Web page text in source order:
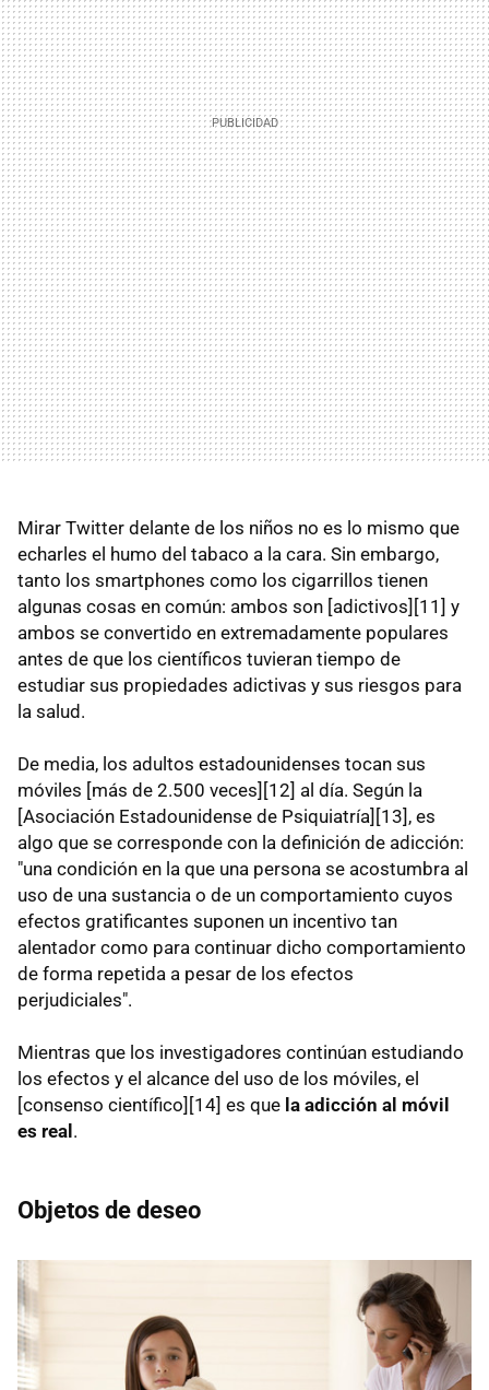
Mirar Twitter delante de los niños no es lo mismo que
echarles el humo del tabaco a la cara. Sin embargo,
tanto los smartphones como los cigarrillos tienen
algunas cosas en común: ambos son [adictivos][11] y
ambos se convertido en extremadamente populares
antes de que los científicos tuvieran tiempo de
estudiar sus propiedades adictivas y sus riesgos para
la salud.
De media, los adultos estadounidenses tocan sus
móviles [más de 2.500 veces][12] al día. Según la
[Asociación Estadounidense de Psiquiatría][13], es
algo que se corresponde con la definición de adicción:
"una condición en la que una persona se acostumbra al
uso de una sustancia o de un comportamiento cuyos
efectos gratificantes suponen un incentivo tan
alentador como para continuar dicho comportamiento
de forma repetida a pesar de los efectos
perjudiciales".
Mientras que los investigadores continúan estudiando
los efectos y el alcance del uso de los móviles, el
[consenso científico][14] es que la adicción al móvil
es real.
Objetos de deseo